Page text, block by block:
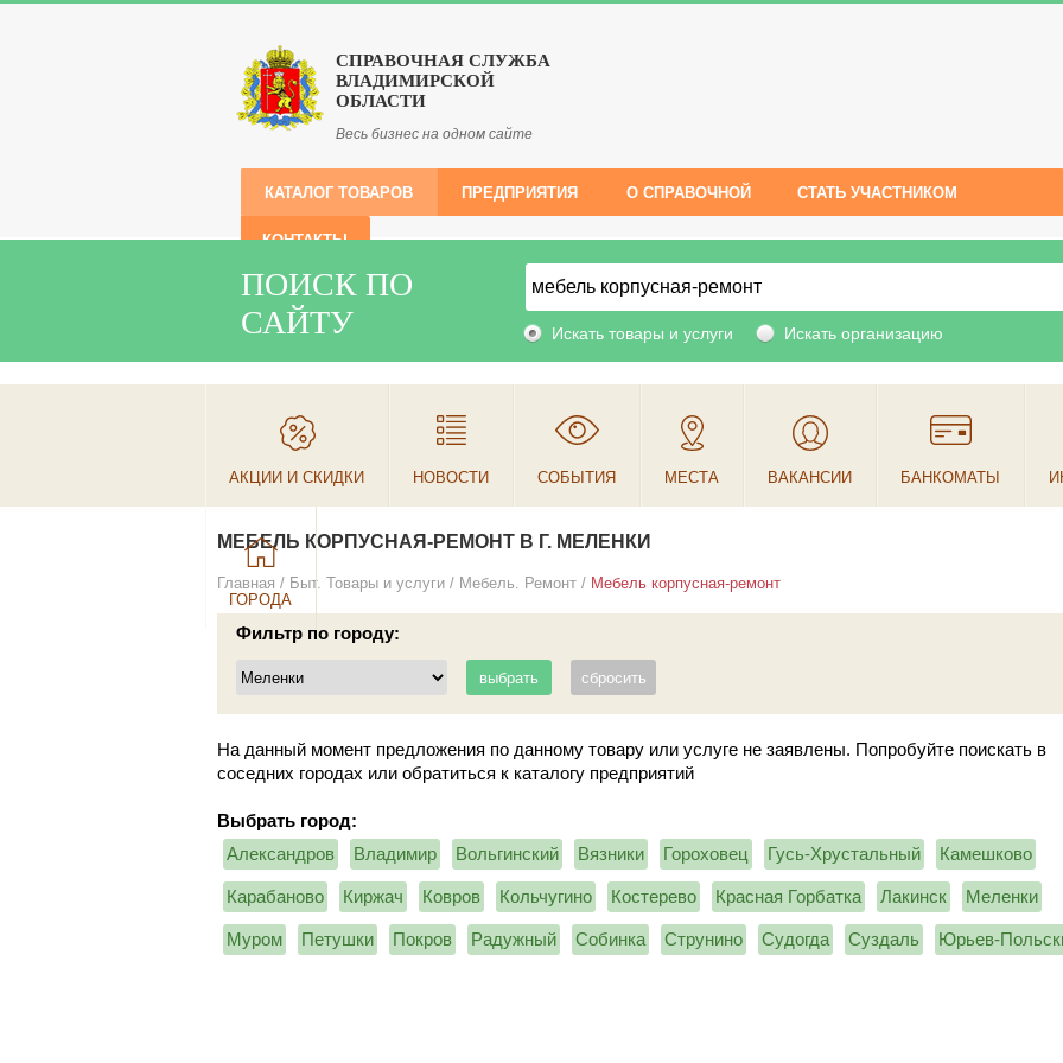
СПРАВОЧНАЯ СЛУЖБА
ВЛАДИМИРСКОЙ
ОБЛАСТИ
Весь бизнес на одном сайте
КАТАЛОГ ТОВАРОВ ПРЕДПРИЯТИЯ О СПРАВОЧНОЙ СТАТЬ УЧАСТНИКОМ
КОНТАКТЫ
ПОИСК ПО
САЙТУ
Искать товары и услуги Искать организацию
АКЦИИ И СКИДКИ НОВОСТИ СОБЫТИЯ МЕСТА ВАКАНСИИ БАНКОМАТЫ
ГОРОДА
МЕБЕЛЬ КОРПУСНАЯ-РЕМОНТ В Г. МЕЛЕНКИ
Главная / Быт. Товары и услуги / Мебель. Ремонт / Мебель корпусная-ремонт
Фильтр по городу:
На данный момент предложения по данному товару или услуге не заявлены. Попробуйте поискать в
соседних городах или обратиться к каталогу предприятий
Выбрать город:
Александров
Владимир Вольгинский Вязники Гороховец Гусь-Хрустальный Камешково
Карабаново Киржач Ковров Кольчугино Костерево Красная Горбатка Лакинск Меленки
Муром Петушки Покров Радужный Собинка Струнино Судогда Суздаль Юрьев-